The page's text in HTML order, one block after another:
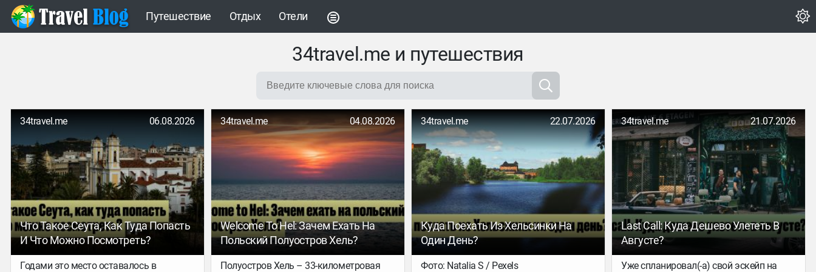
Путешествие Отдых Отели
34travel.me и путешествия
34travel.me 06.08.2026
Что Такое Сеута, Как Туда Попасть
И Что Можно Посмотреть?
Годами это место оставалось в
34travel.me 04.08.2026
Welcome To Hel: Зачем Ехать На
Польский Полуостров Хель?
Полуостров Хель – 33-километровая
34travel.me 22.07.2026
Куда Поехать Из Хельсинки На
Один День?
Фото: Natalia S / Pexels
34travel.me 21.07.2026
Last Call: Куда Дешево Улететь В
Августе?
Уже спланировал(-а) свой эскейп на